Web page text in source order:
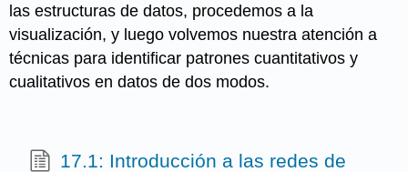
las estructuras de datos, procedemos a la
visualización, y luego volvemos nuestra atención a
técnicas para identificar patrones cuantitativos y
cualitativos en datos de dos modos.
17.1: Introducción a las redes de